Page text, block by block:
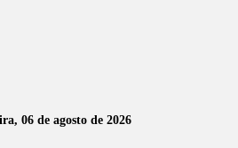
06 de agosto de 2026